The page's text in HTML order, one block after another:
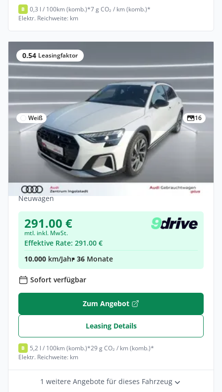
B 0,3 l / 100km (komb.)*7 g CO₂ / km (komb.)*
Elektr. Reichweite: km
0.54 Leasingfaktor
Weiß 16
Privat
Audi A3 TFSI e LED 360° PDC ACC Virtual
Hybrid • Automatik •
203 PS (150 kW)
Neuwagen
291.00 €
mtl. inkl. MwSt.
Effektive Rate: 291.00 €
10.000 km/Jahr• 36 Monate
Sofort verfügbar
Zum Angebot
Leasing Details
B 5,2 l / 100km (komb.)*29 g CO₂ / km (komb.)*
Elektr. Reichweite: km
1 weitere Angebote für dieses Fahrzeug